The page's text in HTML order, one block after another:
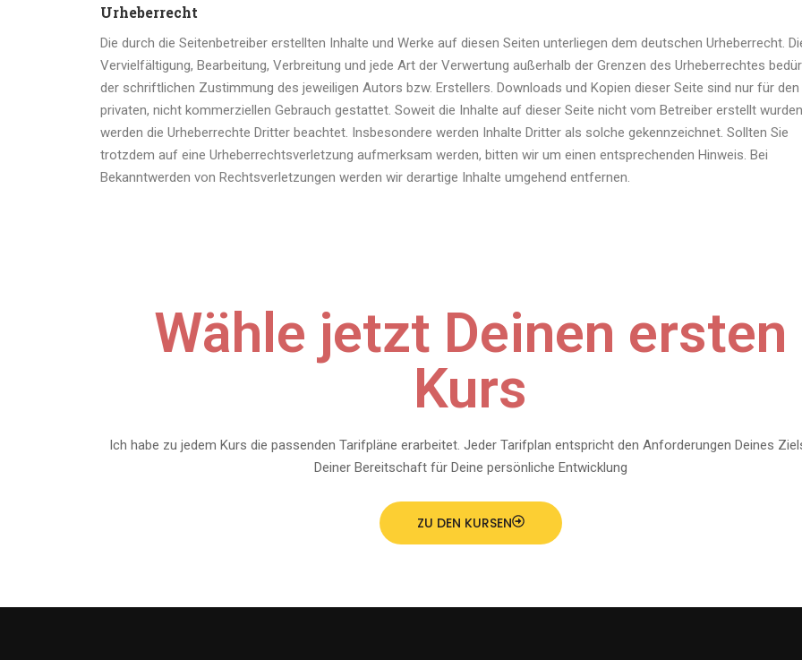
Urheberrecht
Die durch die Seitenbetreiber erstellten Inhalte und Werke auf diesen Seiten unterliegen dem deutschen Urheberrecht.
Vervielfältigung, Bearbeitung, Verbreitung und jede Art der Verwertung außerhalb der Grenzen des Urheberrechtes
der schriftlichen Zustimmung des jeweiligen Autors bzw. Erstellers. Downloads und Kopien dieser Seite sind nur für den
privaten, nicht kommerziellen Gebrauch gestattet. Soweit die Inhalte auf dieser Seite nicht vom Betreiber erstellt
werden die Urheberrechte Dritter beachtet. Insbesondere werden Inhalte Dritter als solche gekennzeichnet. Sollten Sie
trotzdem auf eine Urheberrechtsverletzung aufmerksam werden, bitten wir um einen entsprechenden Hinweis. Bei
Bekanntwerden von Rechtsverletzungen werden wir derartige Inhalte umgehend entfernen.
Wähle jetzt Deinen ersten
Kurs
Ich habe zu jedem Kurs die passenden Tarifpläne erarbeitet. Jeder Tarifplan entspricht den Anforderungen Deines
Deiner Bereitschaft für Deine persönliche Entwicklung
ZU DEN KURSEN